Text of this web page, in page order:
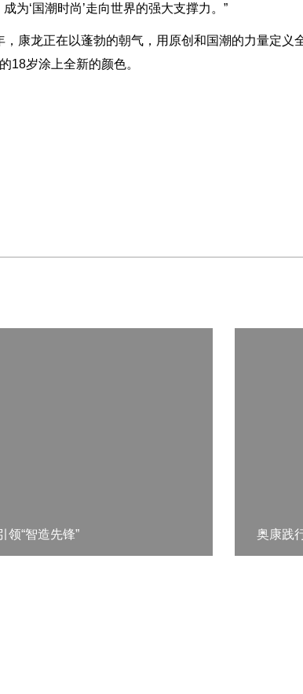
为‘国潮时尚’走向世界的强大支撑力。”
康龙正在以蓬勃的朝气，用原创和国潮的力量定
18岁涂上全新的颜色。
领“智造先锋” 奥康践